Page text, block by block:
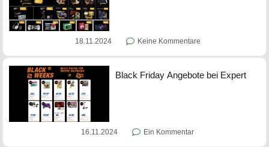
18.11.2024 Keine Kommentare
Black Friday Angebote bei Expert
16.11.2024 Ein Kommentar